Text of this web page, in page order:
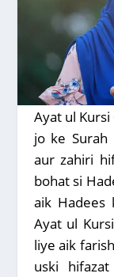
Ayat ul
jo ke Surah
aur zahiri
bohat si
aik Hadees
Ayat ul
liye aik
uski